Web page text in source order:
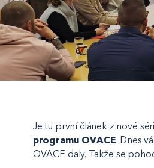
Je tu první článek z nové
programu OVACE. Dnes
OVACE daly. Takže se